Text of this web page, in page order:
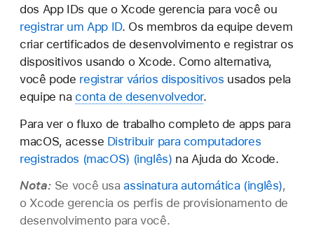
dos App IDs que o Xcode gerencia para você ou
registrar um App ID. Os membros da equipe devem
criar certificados de desenvolvimento e registrar os
dispositivos usando o Xcode. Como alternativa,
você pode registrar vários dispositivos usados pela
equipe na conta de desenvolvedor.
Para ver o fluxo de trabalho completo de apps para
macOS, acesse Distribuir para computadores
registrados (macOS)
na Ajuda do Xcode.
Nota: Se você usaassinatura automática
,
o Xcode gerencia os perfis de provisionamento de
desenvolvimento para você.